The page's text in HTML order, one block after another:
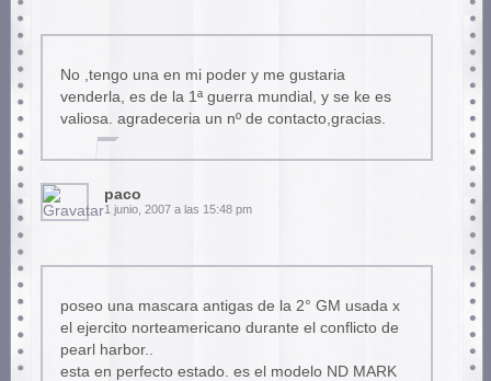
No ,tengo una en mi poder y me gustaria
venderla, es de la 1ª guerra mundial, y se ke es
valiosa. agradeceria un nº de contacto,gracias.
paco
1 junio, 2007 a las 15:48 pm
poseo una mascara antigas de la 2° GM usada x
el ejercito norteamericano durante el conflicto de
pearl harbor..
esta en perfecto estado. es el modelo ND MARK